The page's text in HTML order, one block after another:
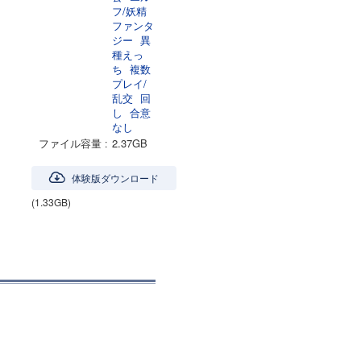
フ/妖精
ファンタ
ジー 異
種えっ
ち 複数
プレイ/
乱交 回
し 合意
なし
ファイル容量
2.37GB
体験版ダウンロード
(1.33GB)